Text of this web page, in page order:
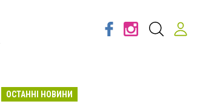
ОСТАННІ НОВИНИ